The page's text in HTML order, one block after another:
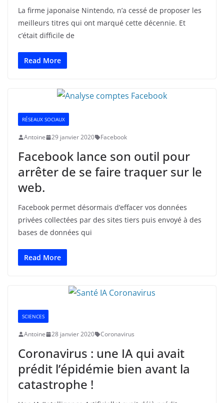
La firme japonaise Nintendo, n’a cessé de proposer les
meilleurs titres qui ont marqué cette décennie. Et
c’était difficile de
Read More
RÉSEAUX SOCIAUX
Antoine 29 janvier 2020 Facebook
Facebook lance son outil pour
arrêter de se faire traquer sur le
web.
Facebook permet désormais d’effacer vos données
privées collectées par des sites tiers puis envoyé à des
bases de données qui
Read More
SCIENCES
Antoine 28 janvier 2020 Coronavirus
Coronavirus : une IA qui avait
prédit l’épidémie bien avant la
catastrophe !